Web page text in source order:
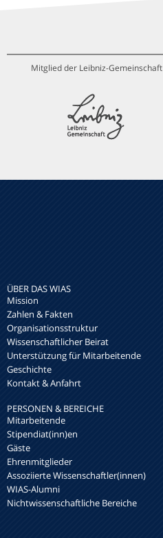
Mitglied der Leibniz-Gemeinschaft
ÜBER DAS WIAS
Mission
Zahlen & Fakten
Organisationsstruktur
Wissenschaftlicher Beirat
Unterstützung für Mitarbeitende
Geschichte
Kontakt & Anfahrt
PERSONEN & BEREICHE
Mitarbeitende
Stipendiat(inn)en
Gäste
Ehrenmitglieder
Assoziierte Wissenschaftler(innen)
WIAS-Alumni
Nichtwissenschaftliche Bereiche